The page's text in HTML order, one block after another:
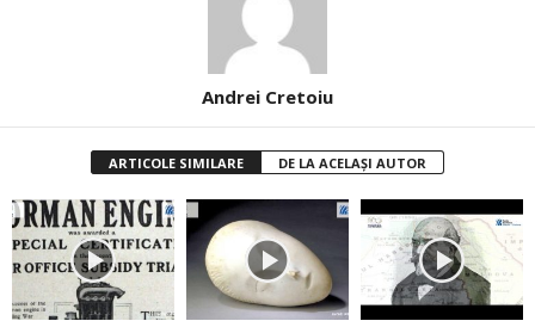
Andrei Cretoiu
ARTICOLE SIMILARE DE LA ACELAȘI AUTOR